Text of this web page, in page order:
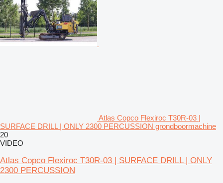
Atlas Copco Flexiroc T30R-03 |
SURFACE DRILL | ONLY 2300 PERCUSSION grondboormachine
20
VIDEO
Atlas Copco Flexiroc T30R-03 | SURFACE DRILL | ONLY
2300 PERCUSSION